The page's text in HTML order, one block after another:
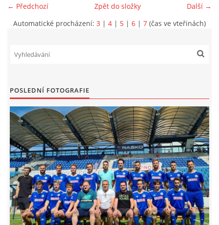
STARŠÍ PŘÍPRAVKA R 2012 + 2013
ARCHÍV
DOTACE
FKD, z.s.
Drnovice 704
68304 Drnovice
ičo 27005305
← Předchozí Další →
Zpět do složky
Automatické procházení: 3 | 4 | 5 | 6 | 7 (čas ve vteřinách)
POSLEDNÍ FOTOGRAFIE